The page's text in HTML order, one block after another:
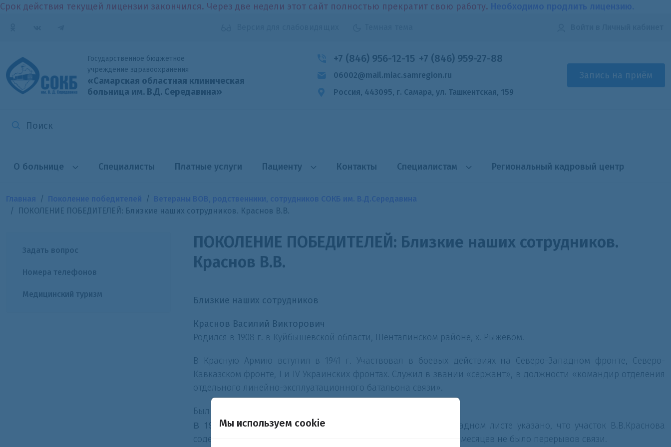
Срок действия текущей лицензии закончился. Через две недели этот сайт полностью прекратит свою работу.
Государственное бюджетное
учреждение здравоохранения
«Самарская областная клиническая
больница им. В.Д. Середавина»
+7 (846) 956-12-15 +7 (846) 959-27-88
06002@mail.miac.samregion.ru
Россия, 443095, г. Самара, ул. Ташкентская, 159
Запись на приём
О больнице Специалисты Платные услуги Пациенту Контакты Специалистам Региональный кадровый центр
ПОКОЛЕНИЕ ПОБЕДИТЕЛЕЙ: Близкие наших сотрудников. Краснов В.В.
Задать вопрос
Номера телефонов
Медицинский туризм
ПОКОЛЕНИЕ ПОБЕДИТЕЛЕЙ: Близкие наших сотрудников.
Краснов В.В.
Близкие наших сотрудников
Краснов Василий Викторович
Родился в 1908 г. в Куйбышевской области, Шенталинском районе, х. Рыжевом.
В Красную Армию вступил в 1941 г. Участвовал в боевых действиях на Северо-Западном фронте, Северо-
Кавказском фронте, I и IV Украинских фронтах. Служил в звании «сержант», в должности «командир отделения
отдельного линейно-эксплуатационного батальона связи».
Был ранен 2 раза – в июле 1941 г. и августе 1942 г.
В 1944 г. награжден медалью «За боевые заслуги».
В наградном листе указано, что участок В.В.Краснова
содержится в отличном состоянии, в течение летних и осенних месяцев не было перерывов связи.
Мы используем cookie